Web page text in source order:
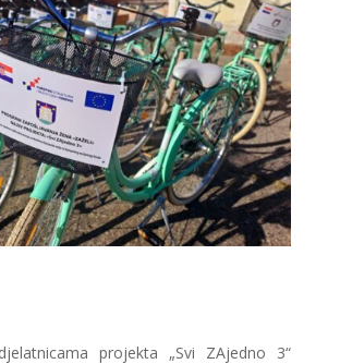
projekta „Svi ZAjedno 3“